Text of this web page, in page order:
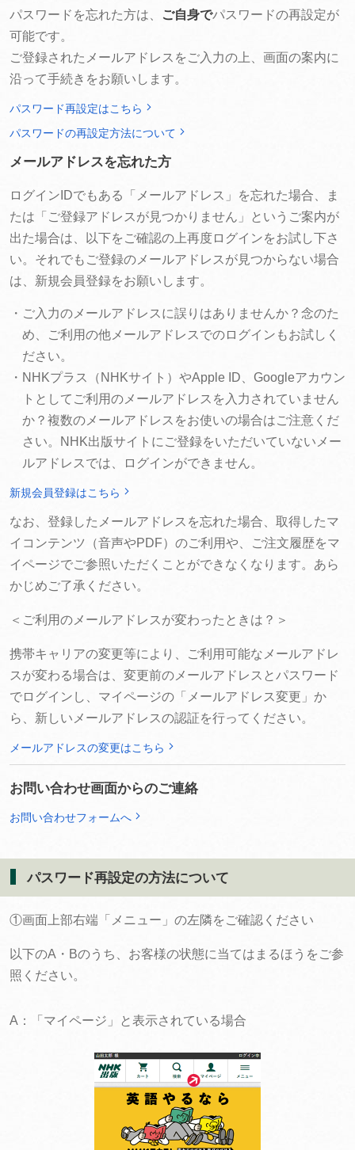
パスワードを忘れた方は、 ご自身でパスワードの再設定が
可能です。
ご登録されたメールアドレスをご入力の上、画面の案内に
沿って手続きをお願いします。
パスワード再設定はこちら
パスワードの再設定方法について
メールアドレスを忘れた方
ログインIDでもある「メールアドレス」を忘れた場合、ま
たは「ご登録アドレスが見つかりません」というご案内が
出た場合は、以下をご確認の上再度ログインをお試し下さ
い。それでもご登録のメールアドレスが見つからない場合
は、新規会員登録をお願いします。
・ご入力のメールアドレスに誤りはありませんか？念のた
め、ご利用の他メールアドレスでのログインもお試しく
ださい。
・NHKプラス（NHKサイト）やApple ID、Googleアカウン
トとしてご利用のメールアドレスを入力されていません
か？複数のメールアドレスをお使いの場合はご注意くだ
さい。NHK出版サイトにご登録をいただいていないメー
ルアドレスでは、ログインができません。
新規会員登録はこちら
なお、登録したメールアドレスを忘れた場合、取得したマ
イコンテンツ（音声やPDF）のご利用や、ご注文履歴をマ
イページでご参照いただくことができなくなります。あら
かじめご了承ください。
＜ご利用のメールアドレスが変わったときは？＞
携帯キャリアの変更等により、ご利用可能なメールアドレ
スが変わる場合は、変更前のメールアドレスとパスワード
でログインし、マイページの「メールアドレス変更」か
ら、新しいメールアドレスの認証を行ってください。
メールアドレスの変更はこちら
お問い合わせ画面からのご連絡
お問い合わせフォームへ
パスワード再設定の方法について
①画面上部右端「メニュー」の左隣をご確認ください
以下のA・Bのうち、お客様の状態に当てはまるほうをご参
照ください。
A：「マイページ」と表示されている場合